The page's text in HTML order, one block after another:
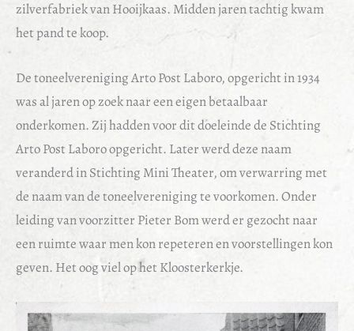
zilverfabriek van Hooijkaas. Midden jaren tachtig kwam
het pand te koop.
De toneelvereniging Arto Post Laboro, opgericht in 1934
was al jaren op zoek naar een eigen betaalbaar
onderkomen. Zij hadden voor dit doeleinde de Stichting
Arto Post Laboro opgericht. Later werd deze naam
veranderd in Stichting Mini Theater, om verwarring met
de naam van de toneelvereniging te voorkomen. Onder
leiding van voorzitter Pieter Bom werd er gezocht naar
een ruimte waar men kon repeteren en voorstellingen kon
geven. Het oog viel op het Kloosterkerkje.